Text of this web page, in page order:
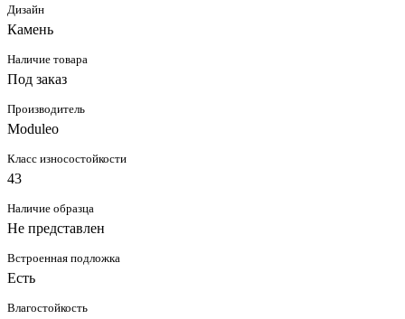
Дизайн
Камень
Наличие товара
Под заказ
Производитель
Moduleo
Класс износостойкости
43
Наличие образца
Не представлен
Встроенная подложка
Есть
Влагостойкость